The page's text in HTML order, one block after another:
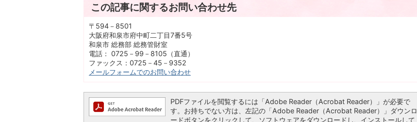
この記事に関するお問い合わせ先
〒594－8501
大阪府和泉市府中町二丁目7番5号
和泉市 総務部 総務管財室
電話： 0725－99－8105（直通）
ファックス：0725－45－9352
メールフォームでのお問い合わせ
PDFファイルを閲覧するには「Adobe Reader（Acrobat Reader）」が必要で
す。お持ちでない方は、左記の「Adobe Reader（Acrobat Reader）」ダウンロ
ードボタンをクリックして、ソフトウェアをダウンロードし、インストールして